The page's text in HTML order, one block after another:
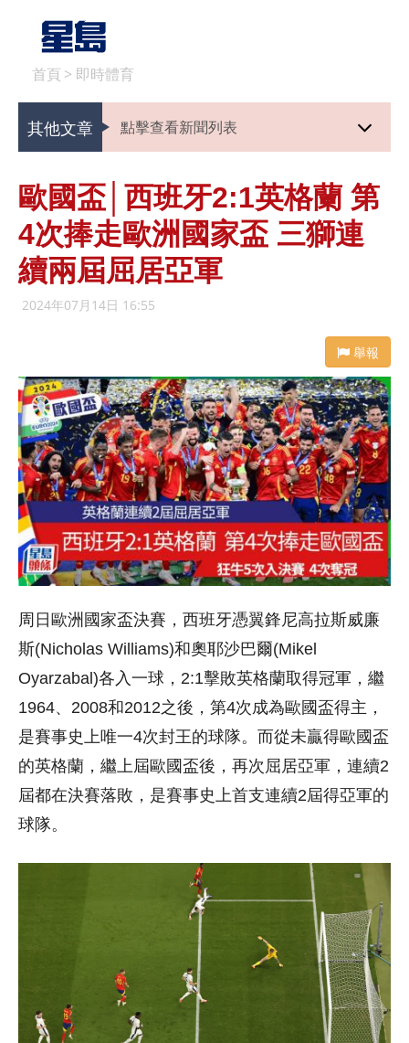
首頁 > 即時體育
其他文章 點擊查看新聞列表
歐國盃│西班牙2:1英格蘭 第
4次捧走歐洲國家盃 三獅連
續兩屆屈居亞軍
2024年07月14日 16:55
舉報
周日歐洲國家盃決賽，西班牙憑翼鋒尼高拉斯威廉
斯(Nicholas Williams)和奧耶沙巴爾(Mikel
Oyarzabal)各入一球，2:1擊敗英格蘭取得冠軍，繼
1964、2008和2012之後，第4次成為歐國盃得主，
是賽事史上唯一4次封王的球隊。而從未贏得歐國盃
的英格蘭，繼上屆歐國盃後，再次屈居亞軍，連續2
屆都在決賽落敗，是賽事史上首支連續2屆得亞軍的
球隊。